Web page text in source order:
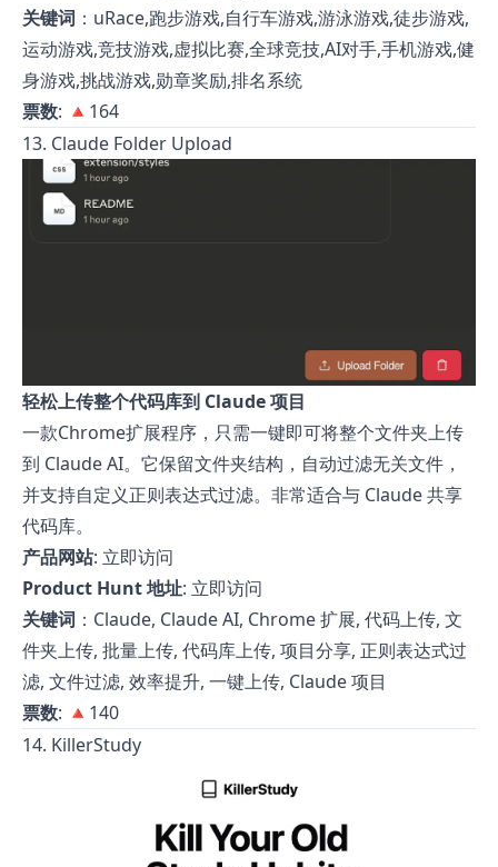
关键词 ：uRace,跑步游戏,自行车游戏,游泳游戏,徒步游戏,
运动游戏,竞技游戏,虚拟比赛,全球竞技,AI对手,手机游戏,健
身游戏,挑战游戏,勋章奖励,排名系统
票数: 🔺164
13. Claude Folder Upload
轻松上传整个代码库到 Claude 项目
一款Chrome扩展程序，只需一键即可将整个文件夹上传
到 Claude AI。它保留文件夹结构，自动过滤无关文件，
并支持自定义正则表达式过滤。非常适合与 Claude 共享
代码库。
产品网站: 立即访问
Product Hunt 地址: 立即访问
关键词 ：Claude, Claude AI, Chrome 扩展, 代码上传, 文
件夹上传, 批量上传, 代码库上传, 项目分享, 正则表达式过
滤, 文件过滤, 效率提升, 一键上传, Claude 项目
票数: 🔺140
14. KillerStudy